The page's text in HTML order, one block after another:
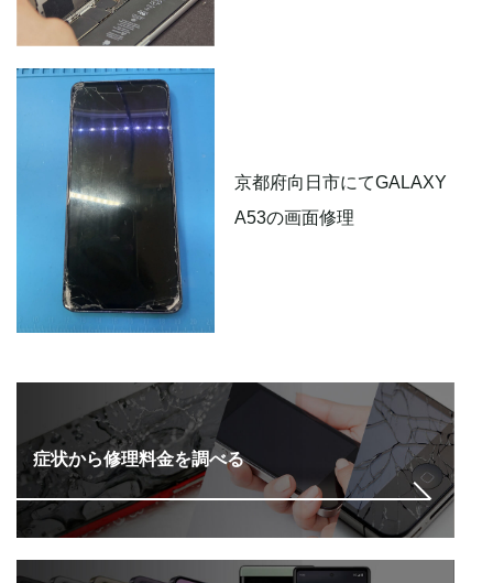
京都府向日市にてGALAXY
A53の画面修理
症状から修理料金を調べる